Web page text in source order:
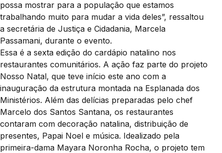
possa mostrar para a população que estamos
trabalhando muito para mudar a vida deles”, ressaltou
a secretária de Justiça e Cidadania, Marcela
Passamani, durante o evento.
Essa é a sexta edição do cardápio natalino nos
restaurantes comunitários. A ação faz parte do projeto
Nosso Natal, que teve início este ano com a
inauguração da estrutura montada na Esplanada dos
Ministérios. Além das delícias preparadas pelo chef
Marcelo dos Santos Santana, os restaurantes
contaram com decoração natalina, distribuição de
presentes, Papai Noel e música. Idealizado pela
primeira-dama Mayara Noronha Rocha, o projeto tem